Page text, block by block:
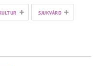
+ SJUKVÅRD +